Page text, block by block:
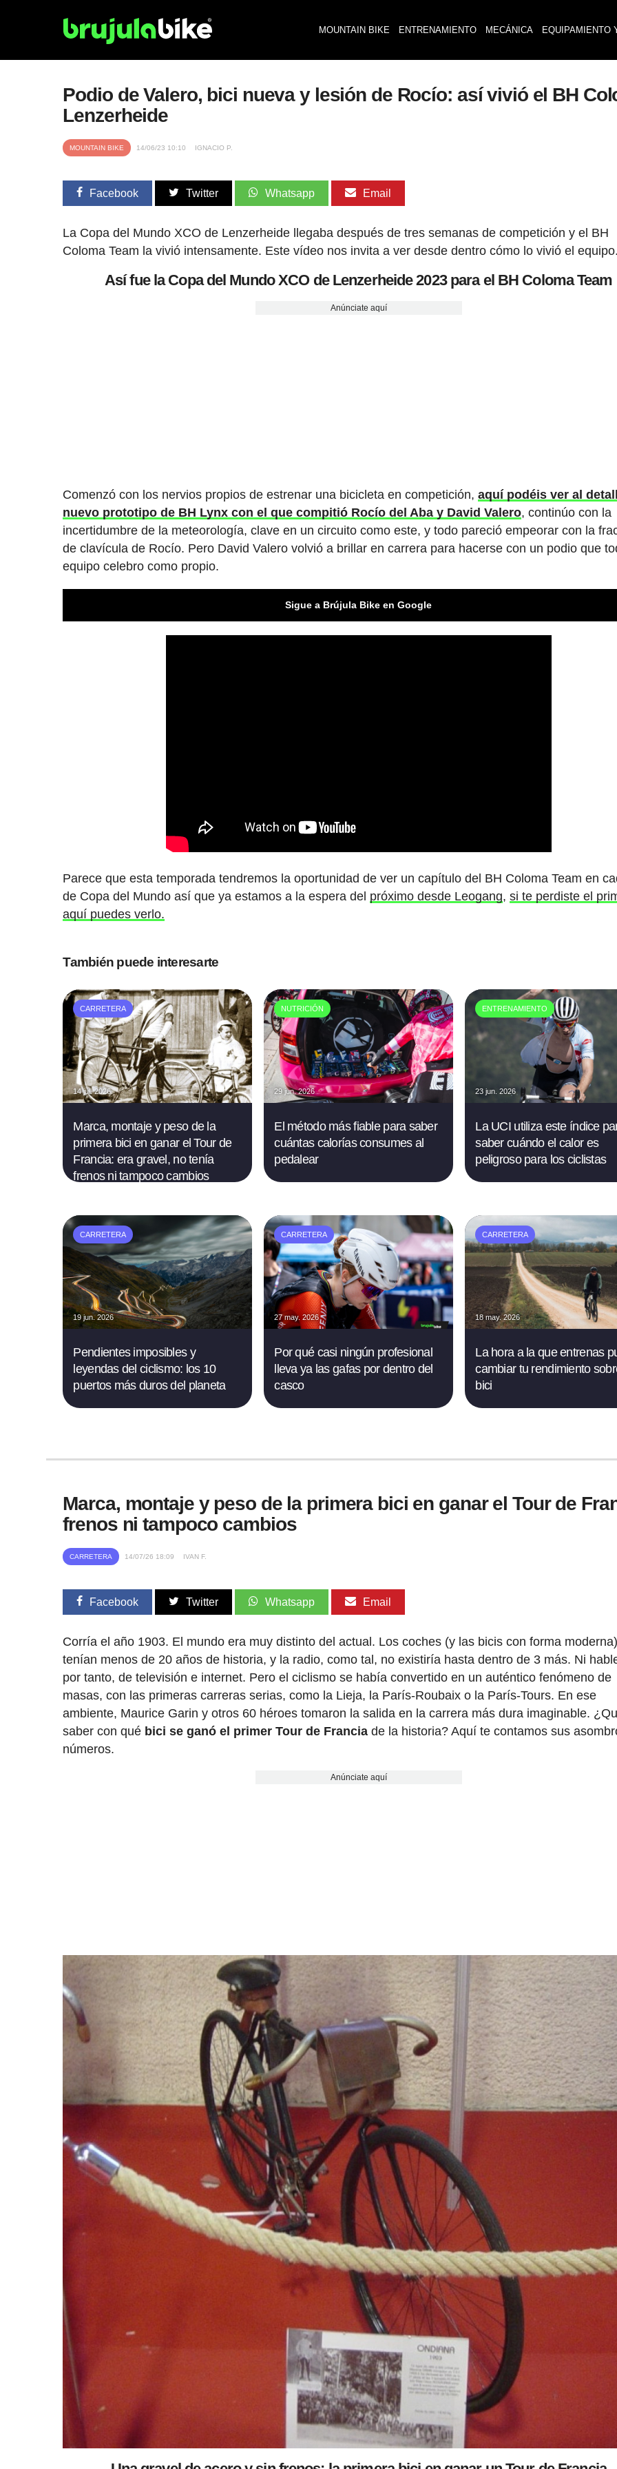
MOUNTAIN BIKE ENTRENAMIENTO MECÁNICA EQUIPAMIENTO
Podio de Valero, bici nueva y lesión de Rocío: así vivió el BH
Lenzerheide
MOUNTAIN BIKE 14/06/23 10:10 IGNACIO P.
Facebook Twitter Whatsapp Email
La Copa del Mundo XCO de Lenzerheide llegaba después de tres semanas de competición y el BH
Coloma Team la vivió intensamente. Este vídeo nos invita a ver desde dentro cómo lo vivió el
Así fue la Copa del Mundo XCO de Lenzerheide 2023 para el BH Coloma Team
Anúnciate aquí
Comenzó con los nervios propios de estrenar una bicicleta en competición,aquí podéis ver al
nuevo prototipo de BH Lynx con el que compitió Rocío del Aba y David Valero, continúo con la
incertidumbre de la meteorología, clave en un circuito como este, y todo pareció empeorar con la
de clavícula de Rocío. Pero David Valero volvió a brillar en carrera para hacerse con un podio que
equipo celebro como propio.
Sigue a Brújula Bike en Google
Parece que esta temporada tendremos la oportunidad de ver un capítulo del BH Coloma Team en
de Copa del Mundo así que ya estamos a la espera del próximo desde Leogang,si te perdiste el
aquí puedes verlo.
También puede interesarte
CARRETERA
14 jul. 2026
Marca, montaje y peso de la
primera bici en ganar el Tour de
Francia: era gravel, no tenía
frenos ni tampoco cambios
NUTRICIÓN
29 jun. 2026
El método más fiable para saber
cuántas calorías consumes al
pedalear
ENTRENAMIENTO
23 jun. 2026
La UCI utiliza este índice
saber cuándo el calor es
peligroso para los ciclistas
CARRETERA
19 jun. 2026
Pendientes imposibles y
leyendas del ciclismo: los 10
puertos más duros del planeta
CARRETERA
27 may. 2026
Por qué casi ningún profesional
lleva ya las gafas por dentro del
casco
CARRETERA
18 may. 2026
La hora a la que entrenas
cambiar tu rendimiento
bici
Marca, montaje y peso de la primera bici en ganar el Tour de
frenos ni tampoco cambios
CARRETERA 14/07/26 18:09 IVAN F.
Facebook Twitter Whatsapp Email
Corría el año 1903. El mundo era muy distinto del actual. Los coches (y las bicis con forma
tenían menos de 20 años de historia, y la radio, como tal, no existiría hasta dentro de 3 más. Ni
por tanto, de televisión e internet. Pero el ciclismo se había convertido en un auténtico fenómeno de
masas, con las primeras carreras serias, como la Lieja, la París-Roubaix o la París-Tours. En ese
ambiente, Maurice Garin y otros 60 héroes tomaron la salida en la carrera más dura imaginable.
saber con qué bici se ganó el primer Tour de Francia de la historia? Aquí te contamos sus
números.
Anúnciate aquí